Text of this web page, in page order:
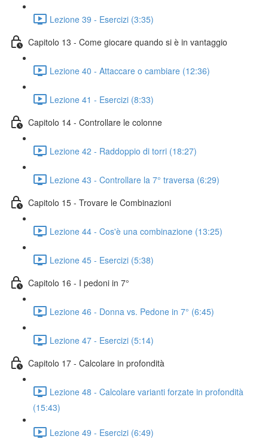
Lezione 39 - Esercizi (3:35)
Capitolo 13 - Come giocare quando si è in vantaggio
Lezione 40 - Attaccare o cambiare (12:36)
Lezione 41 - Esercizi (8:33)
Capitolo 14 - Controllare le colonne
Lezione 42 - Raddoppio di torri (18:27)
Lezione 43 - Controllare la 7° traversa (6:29)
Capitolo 15 - Trovare le Combinazioni
Lezione 44 - Cos'è una combinazione (13:25)
Lezione 45 - Esercizi (5:38)
Capitolo 16 - I pedoni in 7°
Lezione 46 - Donna vs. Pedone in 7° (6:45)
Lezione 47 - Esercizi (5:14)
Capitolo 17 - Calcolare in profondità
Lezione 48 - Calcolare varianti forzate in profondità
(15:43)
Lezione 49 - Esercizi (6:49)